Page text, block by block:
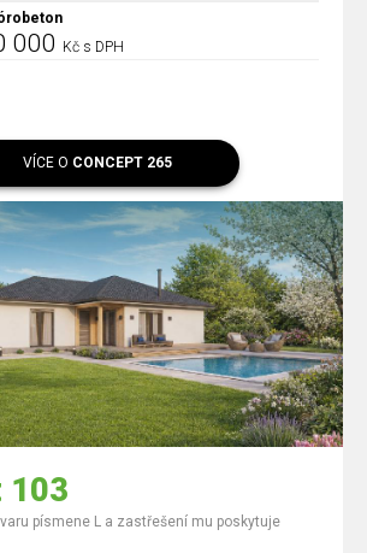
000 Kč s DPH
VÍCE O CONCEPT 265
103
písmene L a zastřešení mu poskytuje